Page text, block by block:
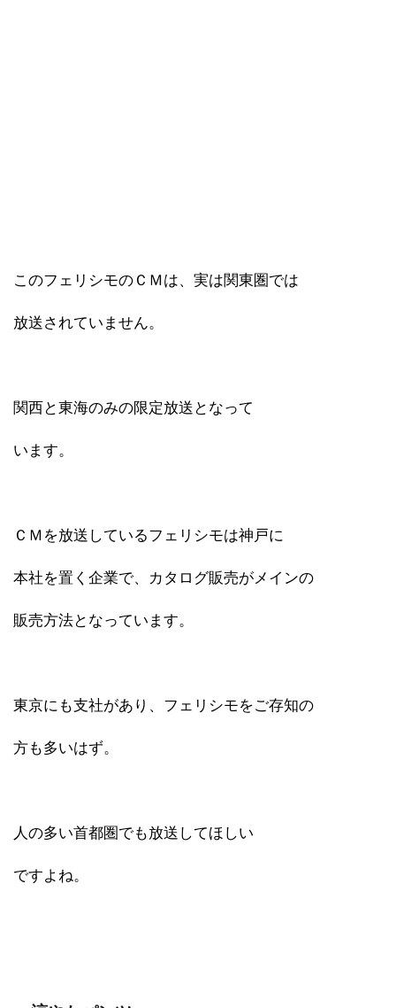
このフェリシモのＣＭは、実は関東圏では
放送されていません。
関西と東海のみの限定放送となって
います。
ＣＭを放送しているフェリシモは神戸に
本社を置く企業で、カタログ販売がメインの
販売方法となっています。
東京にも支社があり、フェリシモをご存知の
方も多いはず。
人の多い首都圏でも放送してほしい
ですよね。